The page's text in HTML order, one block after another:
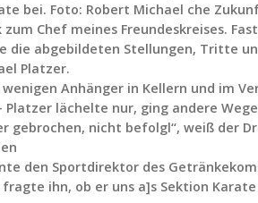
bei. Foto: Robert Michael che
Chef meines Freundeskreises.
die abgebildeten Stellungen, Tritte
Platzer.
Anhänger in Kellern und im
lächelte nur, ging andere
nicht befolgl“, weiß der
den Sportdirektor des
ihn, ob er uns a]s Sektion